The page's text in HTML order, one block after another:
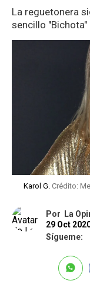
La reguetonera
sencillo "Bichota"
Karol G. Crédito:
Por
La
29 Oct
Sígueme: